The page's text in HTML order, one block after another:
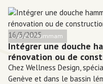
Douche Hammam
16/3/2025
Intégrer une douche
rénovation ou de
Chez Wellness Design,
Genève et dans le bassin